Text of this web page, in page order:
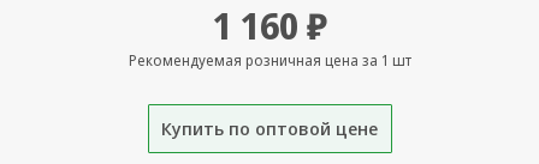
аксессуары и
Инструменты
1 160 ₽
Рекомендуемая розничная цена за 1 шт
Купить по оптовой цене